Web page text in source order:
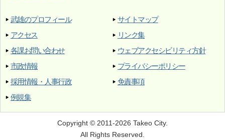
武雄のプロフィール
アクセス
各課お問い合わせ
市政情報
採用情報・人事行政
例規集
サイトマップ
リンク集
ウェブアクセシビリティ方針
プライバシーポリシー
免責事項
Copyright © 2011-2026 Takeo City.
All Rights Reserved.